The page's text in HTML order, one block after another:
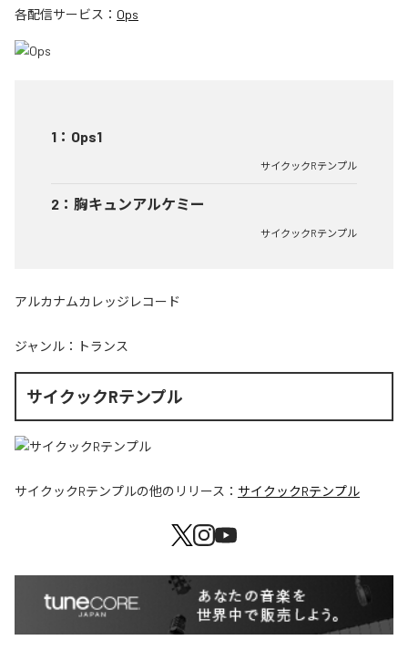
各配信サービス： Ops
1 ： Ops1
サイクックRテンプル
2 ： 胸キュンアルケミー
サイクックRテンプル
アルカナムカレッジレコード
ジャンル： トランス
サイクックRテンプル
サイクックRテンプルの他のリリース： サイクックRテンプル